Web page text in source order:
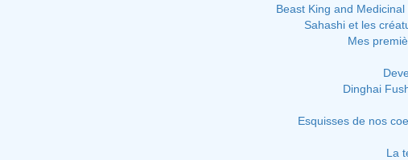
Beast King and
Sahashi et les
Mes
Dinghai
Esquisses de nos
La